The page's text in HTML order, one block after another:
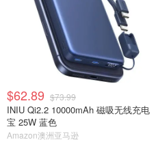
$62.89 $73.99
INIU Qi2.2 10000mAh 磁吸无线充电
宝 25W 蓝色
Amazon澳洲亚马逊